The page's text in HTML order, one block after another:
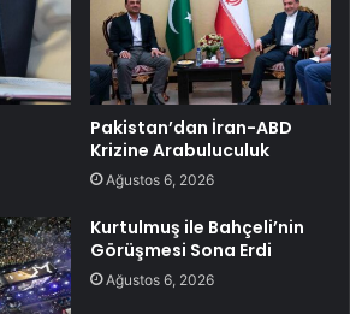
Pakistan’dan İran-ABD
Krizine Arabuluculuk
Ağustos 6, 2026
Kurtulmuş ile Bahçeli’nin
Görüşmesi Sona Erdi
Ağustos 6, 2026